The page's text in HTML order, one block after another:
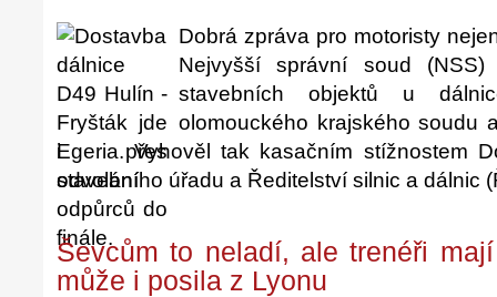
Dobrá zpráva pro motoristy
Nejvyšší správní soud
stavebních objektů u
olomouckého krajského soudu
Egeria. Vyhověl tak kasačním stížnostem
stavebního úřadu a Ředitelství silnic a dálnic
Ševcům to neladí, ale trenéři
může i posila z Lyonu